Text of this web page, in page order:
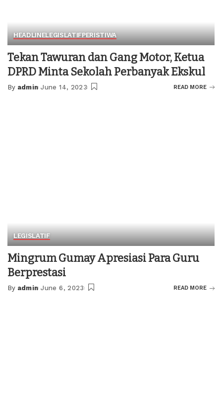
HEADLINELEGISLATIFPERISTIWA
Tekan Tawuran dan Gang Motor, Ketua
DPRD Minta Sekolah Perbanyak Ekskul
Posted
By admin June 14, 2023 READ MORE
LEGISLATIF
Mingrum Gumay Apresiasi Para Guru
Berprestasi
Posted
By admin June 6, 2023 READ MORE